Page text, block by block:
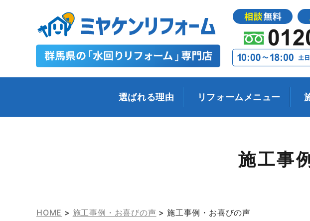
選ばれる理由 リフォームメニュー
施工事
HOME > 施工事例・お喜びの声 >施工事例・お喜びの声